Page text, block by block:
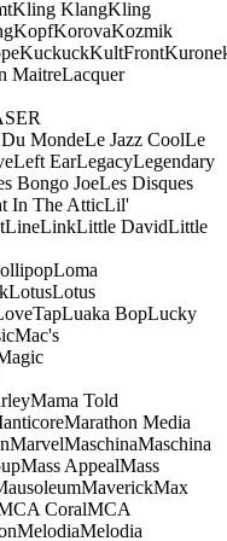
Kling KlangKling
KopfKorovaKozmik
KuckuckKultFront
MaitreLacquer
MondeLe Jazz CoolLe
Left EarLegacyLegendary
Bongo JoeLes Disques
In The AtticLil'
LinkLittle DavidLittle
Loma
LotusLotus
Luaka BopLucky
Mac's
Mama Told
Marathon Media
MarvelMaschinaMaschina
Mass AppealMass
MaverickMax
CoralMCA
MelodiaMelodia